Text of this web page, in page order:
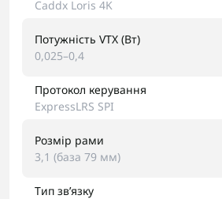
Caddx Loris 4K
Потужність VTX (Вт)
0,025–0,4
Протокол керування
ExpressLRS SPI
Розмір рами
3,1 (база 79 мм)
Тип звʼязку